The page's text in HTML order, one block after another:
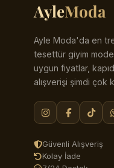
AyleModa
Ayle Moda'da en
tesettür giyim
uygun fiyatlar,
alışverişi şimdi çok
Güvenli Alışveriş
Kolay İade